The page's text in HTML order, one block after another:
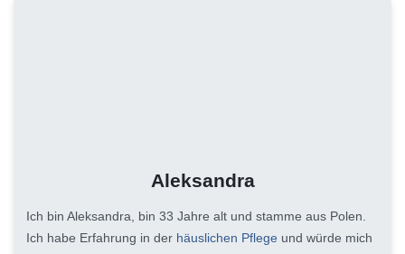
Aleksandra
Ich bin Aleksandra, bin 33 Jahre alt und stamme aus Polen.
Ich habe Erfahrung in der häuslichen Pflege und würde mich